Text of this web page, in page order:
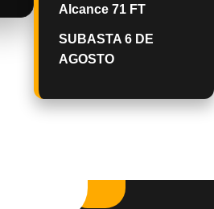
Alcance 71 FT
SUBASTA 6 DE
AGOSTO